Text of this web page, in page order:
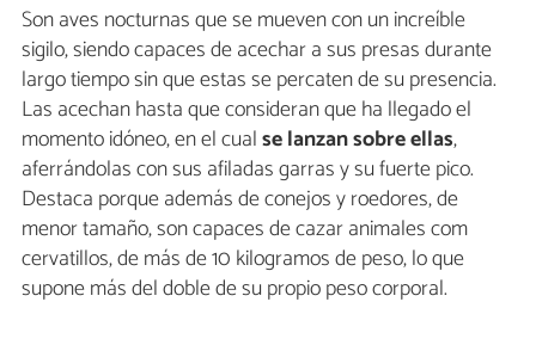
Son aves nocturnas que se mueven con un increíble
sigilo, siendo capaces de acechar a sus presas durante
largo tiempo sin que estas se percaten de su presencia.
Las acechan hasta que consideran que ha llegado el
momento idóneo, en el cualse lanzan sobre ellas,
aferrándolas con sus afiladas garras y su fuerte pico.
Destaca porque además de conejos y roedores, de
menor tamaño, son capaces de cazar animales com
cervatillos, de más de 10 kilogramos de peso, lo que
supone más del doble de su propio peso corporal.